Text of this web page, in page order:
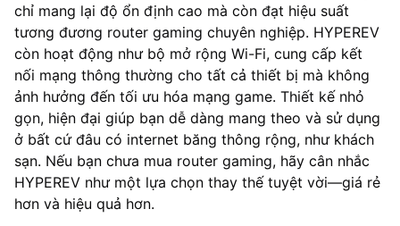
chỉ mang lại độ ổn định cao mà còn đạt hiệu suất
tương đương router gaming chuyên nghiệp. HYPEREV
còn hoạt động như bộ mở rộng Wi-Fi, cung cấp kết
nối mạng thông thường cho tất cả thiết bị mà không
ảnh hưởng đến tối ưu hóa mạng game. Thiết kế nhỏ
gọn, hiện đại giúp bạn dễ dàng mang theo và sử dụng
ở bất cứ đâu có internet băng thông rộng, như khách
sạn. Nếu bạn chưa mua router gaming, hãy cân nhắc
HYPEREV như một lựa chọn thay thế tuyệt vời—giá rẻ
hơn và hiệu quả hơn.